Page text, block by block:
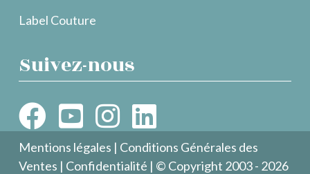
Label Couture
Suivez-nous
Mentions légales | Conditions Générales des
Ventes | Confidentialité | © Copyright 2003 - 2026